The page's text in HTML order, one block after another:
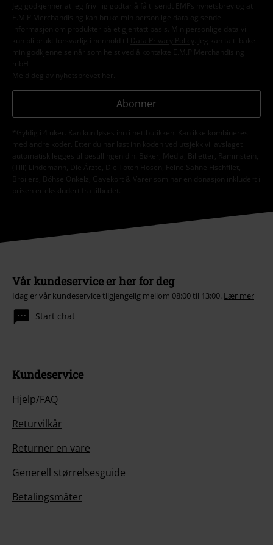
Jeg godkjenner at jeg frivillig godtar å få tilsendt EMPs nyhetsbrev og at
E.M.P Merchandising kan bruke min personlige data og sende
informasjon om produkter på et gjentatt basis. Min personlige data vil
kun bli brukt forsvarlig i henhold til
Data Privacy Policy
. Jeg kan ta tilbake
min godkjennelse når som helst ved å kontakte E.M.P Merchandising
mbH
Meld deg av nyhetsbrevet her
Abonner
*Gyldig i 4 uker. Kan kun løses inn i nettbutikken. Kan ikke kombineres
med andre koder. Etter du har løst inn koden ved utsjekk vil avslaget
automatisk legges til bestillingen din. Bøker, Media, Billetter, Rammstein,
(Till) Lindemann, Die Ärzte, Die Toten Hosen, Feine Sahne Fischfilet,
Broilers, Böhse Onkelz, Gavekort & Varer som har en donasjon inkludert i
prisen er ekskludert fra tilbudet.
Vår kundeservice er her for deg
Idag er vår kundeservice tilgjengelig mellom 08:00 til 13:00. Lær mer
Start chat
Kundeservice
Hjelp/FAQ
Returvilkår
Returner en vare
Generell størrelsesguide
Betalingsmåter